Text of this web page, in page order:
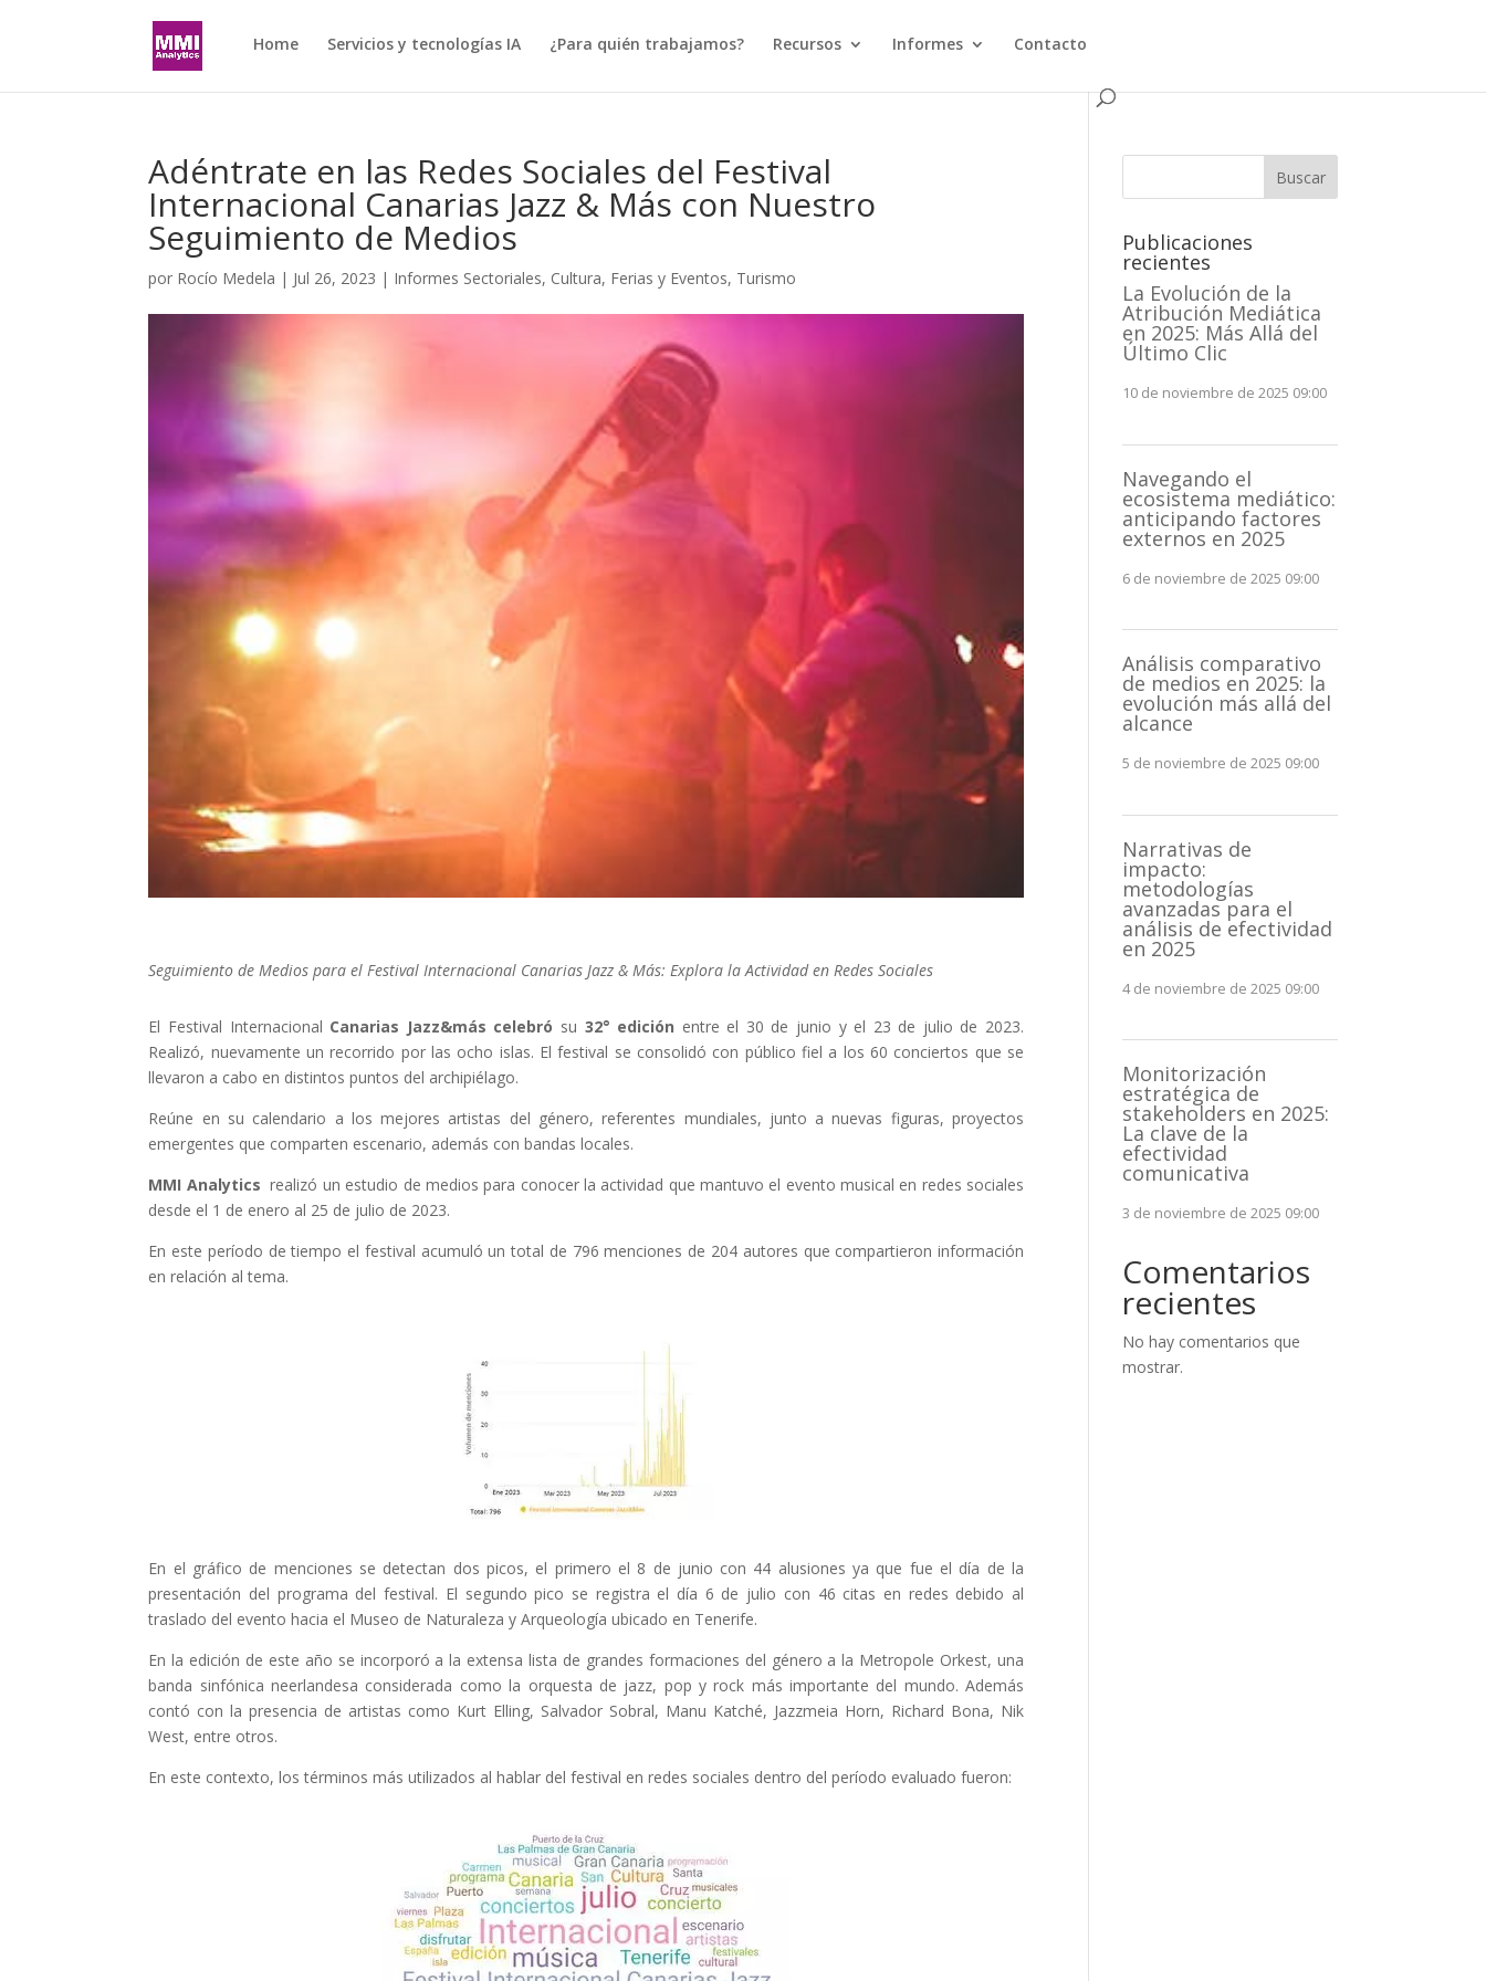
Home Servicios y tecnologías IA ¿Para quién trabajamos? Recursos Informes Contacto
Adéntrate en las Redes Sociales del Festival
Internacional Canarias Jazz & Más con Nuestro
Seguimiento de Medios
por Rocío Medela | Jul 26, 2023 | Informes Sectoriales, Cultura, Ferias y Eventos, Turismo
Seguimiento de Medios para el Festival Internacional Canarias Jazz & Más: Explora la Actividad en Redes Sociales
El Festival Internacional Canarias Jazz&más celebró su 32° edición entre el 30 de junio y el 23 de julio de 2023.
Realizó, nuevamente un recorrido por las ocho islas. El festival se consolidó con público fiel a los 60 conciertos que se
llevaron a cabo en distintos puntos del archipiélago.
Reúne en su calendario a los mejores artistas del género, referentes mundiales, junto a nuevas figuras, proyectos
emergentes que comparten escenario, además con bandas locales.
MMI Analytics realizó un estudio de medios para conocer la actividad que mantuvo el evento musical en redes sociales
desde el 1 de enero al 25 de julio de 2023.
En este período de tiempo el festival acumuló un total de 796 menciones de 204 autores que compartieron información
en relación al tema.
En el gráfico de menciones se detectan dos picos, el primero el 8 de junio con 44 alusiones ya que fue el día de la
presentación del programa del festival. El segundo pico se registra el día 6 de julio con 46 citas en redes debido al
traslado del evento hacia el Museo de Naturaleza y Arqueología ubicado en Tenerife.
En la edición de este año se incorporó a la extensa lista de grandes formaciones del género a la Metropole Orkest, una
banda sinfónica neerlandesa considerada como la orquesta de jazz, pop y rock más importante del mundo. Además
contó con la presencia de artistas como Kurt Elling, Salvador Sobral, Manu Katché, Jazzmeia Horn, Richard Bona, Nik
West, entre otros.
En este contexto, los términos más utilizados al hablar del festival en redes sociales dentro del período evaluado fueron:
Buscar
Publicaciones
recientes
La Evolución de la
Atribución Mediática
en 2025: Más Allá del
Último Clic
10 de noviembre de 2025 09:00
Navegando el
ecosistema mediático:
anticipando factores
externos en 2025
6 de noviembre de 2025 09:00
Análisis comparativo
de medios en 2025: la
evolución más allá del
alcance
5 de noviembre de 2025 09:00
Narrativas de
impacto:
metodologías
avanzadas para el
análisis de efectividad
en 2025
4 de noviembre de 2025 09:00
Monitorización
estratégica de
stakeholders en 2025:
La clave de la
efectividad
comunicativa
3 de noviembre de 2025 09:00
Comentarios
recientes
No hay comentarios que
mostrar.